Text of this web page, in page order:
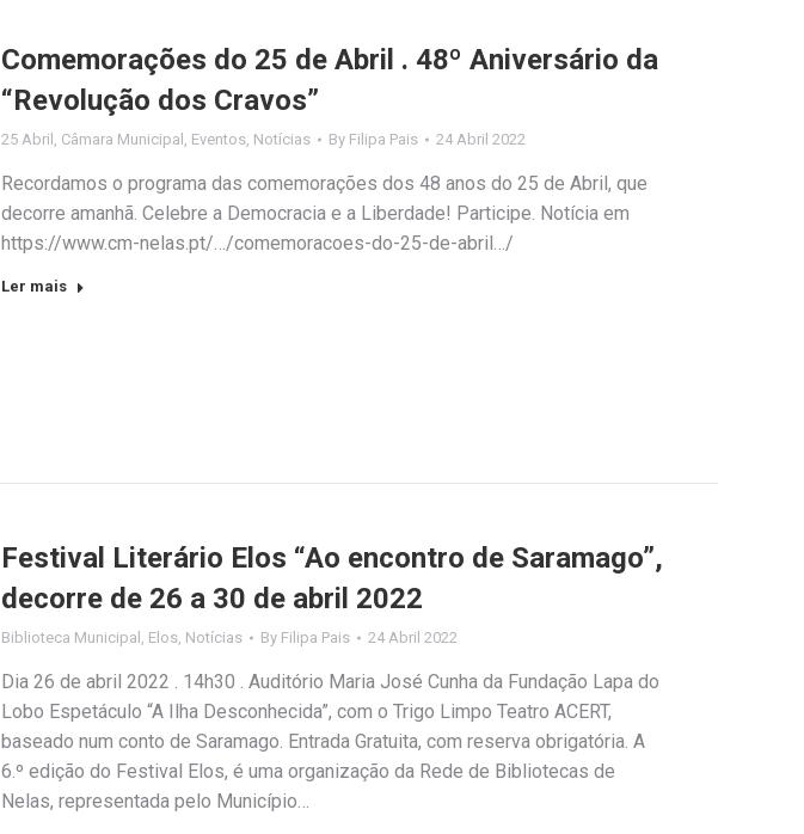
Comemorações do 25 de Abril . 48º Aniversário da
“Revolução dos Cravos”
25 Abril , Câmara Municipal , Eventos, Notícias By Filipa Pais 24 Abril 2022
Recordamos o programa das comemorações dos 48 anos do 25 de Abril, que
decorre amanhã. Celebre a Democracia e a Liberdade! Participe. Notícia em
https://www.cm-nelas.pt/…/comemoracoes-do-25-de-abril…/
Ler mais
Festival Literário Elos “Ao encontro de Saramago”,
decorre de 26 a 30 de abril 2022
Biblioteca Municipal , Elos, Notícias By Filipa Pais 24 Abril 2022
Dia 26 de abril 2022 . 14h30 . Auditório Maria José Cunha da Fundação Lapa do
Lobo Espetáculo “A Ilha Desconhecida”, com o Trigo Limpo Teatro ACERT,
baseado num conto de Saramago. Entrada Gratuita, com reserva obrigatória. A
6.º edição do Festival Elos, é uma organização da Rede de Bibliotecas de
Nelas, representada pelo Município…